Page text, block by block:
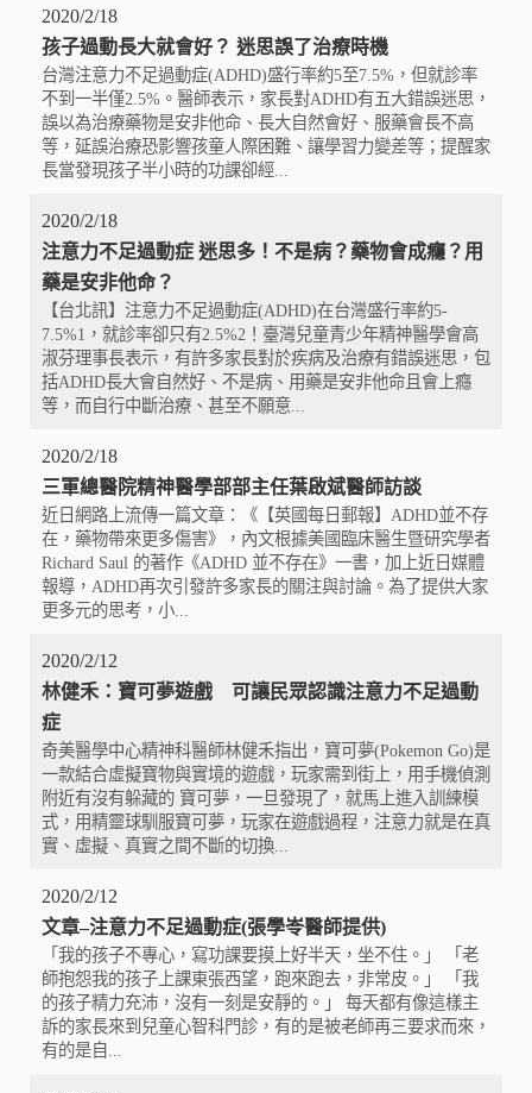
2020/2/18
孩子過動長大就會好？ 迷思誤了治療時機
台灣注意力不足過動症(ADHD)盛行率約5至7.5%，但就診率
不到一半僅2.5%。醫師表示，家長對ADHD有五大錯誤迷思，
誤以為治療藥物是安非他命、長大自然會好、服藥會長不高
等，延誤治療恐影響孩童人際困難、讓學習力變差等；提醒家
長當發現孩子半小時的功課卻經...
2020/2/18
注意力不足過動症 迷思多！不是病？藥物會成癮？用
藥是安非他命？
【台北訊】注意力不足過動症(ADHD)在台灣盛行率約5-
7.5%1，就診率卻只有2.5%2！臺灣兒童青少年精神醫學會高
淑芬理事長表示，有許多家長對於疾病及治療有錯誤迷思，包
括ADHD長大會自然好、不是病、用藥是安非他命且會上癮
等，而自行中斷治療、甚至不願意...
2020/2/18
三軍總醫院精神醫學部部主任葉啟斌醫師訪談
近日網路上流傳一篇文章：《【英國每日郵報】ADHD並不存
在，藥物帶來更多傷害》，內文根據美國臨床醫生暨研究學者
Richard Saul 的著作《ADHD 並不存在》一書，加上近日媒體
報導，ADHD再次引發許多家長的關注與討論。為了提供大家
更多元的思考，小...
2020/2/12
林健禾：寶可夢遊戲 可讓民眾認識注意力不足過動
症
奇美醫學中心精神科醫師林健禾指出，寶可夢(Pokemon Go)是
一款結合虛擬寶物與實境的遊戲，玩家需到街上，用手機偵測
附近有沒有躲藏的 寶可夢，一旦發現了，就馬上進入訓練模
式，用精靈球馴服寶可夢，玩家在遊戲過程，注意力就是在真
實、虛擬、真實之間不斷的切換...
2020/2/12
文章–注意力不足過動症(張學岺醫師提供)
「我的孩子不專心，寫功課要摸上好半天，坐不住。」 「老
師抱怨我的孩子上課東張西望，跑來跑去，非常皮。」 「我
的孩子精力充沛，沒有一刻是安靜的。」 每天都有像這樣主
訴的家長來到兒童心智科門診，有的是被老師再三要求而來，
有的是自...